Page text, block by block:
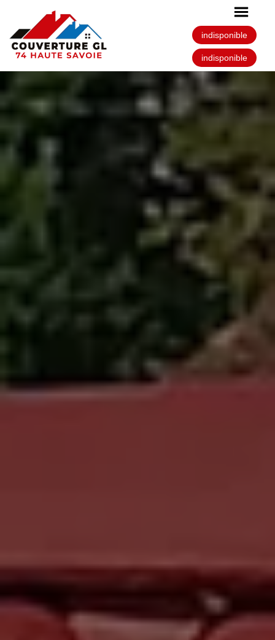
indisponible
indisponible